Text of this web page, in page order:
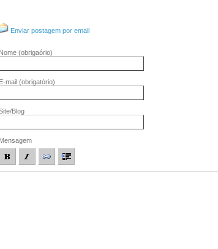
Enviar postagem por email
Nome (obrigaório)
E-mail (obrigatório)
Blog
Mensagem